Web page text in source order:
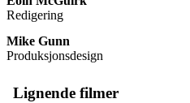
Redigering
Mike Gunn
Produksjonsdesign
Lignende filmer